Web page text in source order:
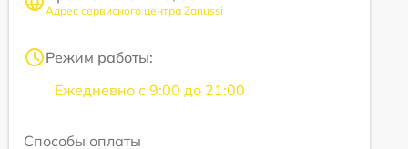
Адрес сервисного центра Zanussi
Режим работы:
Ежедневно с 9:00 до 21:00
Способы оплаты